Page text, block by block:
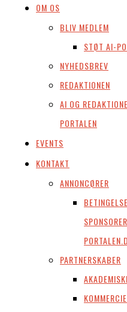
OM OS
BLIV MEDLEM
STØT AI-
NYHEDSBREV
REDAKTIONEN
AI OG
PORTALEN
EVENTS
KONTAKT
ANNONCØRER
PARTNERSKABER